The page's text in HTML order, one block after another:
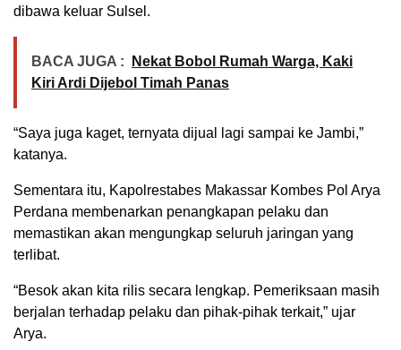
dibawa keluar Sulsel.
BACA JUGA :
Nekat Bobol Rumah Warga, Kaki
Kiri Ardi Dijebol Timah Panas
“Saya juga kaget, ternyata dijual lagi sampai ke Jambi,”
katanya.
Sementara itu, Kapolrestabes Makassar Kombes Pol Arya
Perdana membenarkan penangkapan pelaku dan
memastikan akan mengungkap seluruh jaringan yang
terlibat.
“Besok akan kita rilis secara lengkap. Pemeriksaan masih
berjalan terhadap pelaku dan pihak-pihak terkait,” ujar
Arya.